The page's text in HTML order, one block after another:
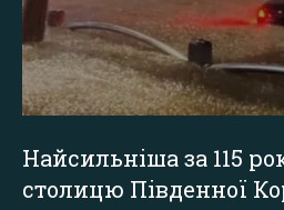
Найсильніша за 115
столицю Південної